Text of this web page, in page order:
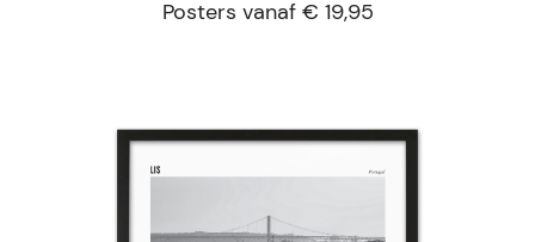
Posters vanaf € 19,95